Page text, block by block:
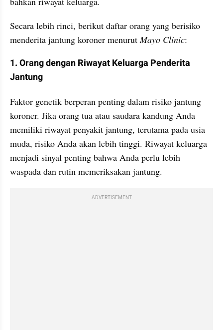
Secara lebih rinci, berikut daftar orang yang berisiko
menderita jantung koroner menurut Mayo Clinic:
1. Orang dengan Riwayat Keluarga Penderita
Jantung
Faktor genetik berperan penting dalam risiko jantung
koroner. Jika orang tua atau saudara kandung Anda
memiliki riwayat penyakit jantung, terutama pada usia
muda, risiko Anda akan lebih tinggi. Riwayat keluarga
menjadi sinyal penting bahwa Anda perlu lebih
waspada dan rutin memeriksakan jantung.
ADVERTISEMENT